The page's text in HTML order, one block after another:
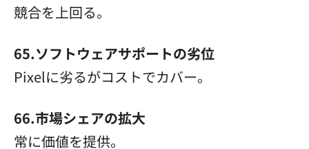
競合を上回る。
65.ソフトウェアサポートの劣位
Pixelに劣るがコストでカバー。
66.市場シェアの拡大
常に価値を提供。